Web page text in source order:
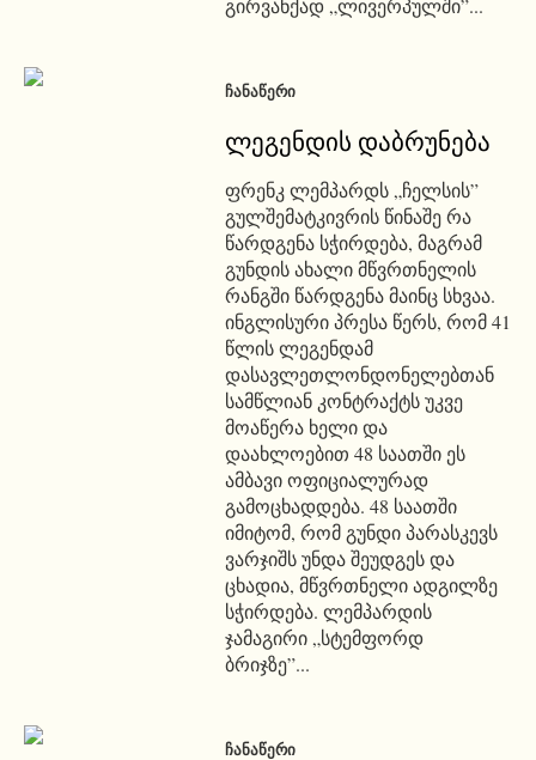
გირვანქად „ლივერპულში”...
ᲩᲐᲜᲐᲬᲔᲠᲘ
ლეგენდის დაბრუნება
ფრენკ ლემპარდს „ჩელსის”
გულშემატკივრის წინაშე რა
წარდგენა სჭირდება, მაგრამ
გუნდის ახალი მწვრთნელის
რანგში წარდგენა მაინც სხვაა.
ინგლისური პრესა წერს, რომ 41
წლის ლეგენდამ
დასავლეთლონდონელებთან
სამწლიან კონტრაქტს უკვე
მოაწერა ხელი და
დაახლოებით 48 საათში ეს
ამბავი ოფიციალურად
გამოცხადდება. 48 საათში
იმიტომ, რომ გუნდი პარასკევს
ვარჯიშს უნდა შეუდგეს და
ცხადია, მწვრთნელი ადგილზე
სჭირდება. ლემპარდის
ჯამაგირი „სტემფორდ
ბრიჯზე”...
ᲩᲐᲜᲐᲬᲔᲠᲘ